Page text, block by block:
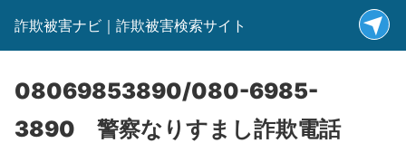
詐欺被害ナビ｜詐欺被害検索サイト
08069853890/080-6985-
3890 警察なりすまし詐欺電話